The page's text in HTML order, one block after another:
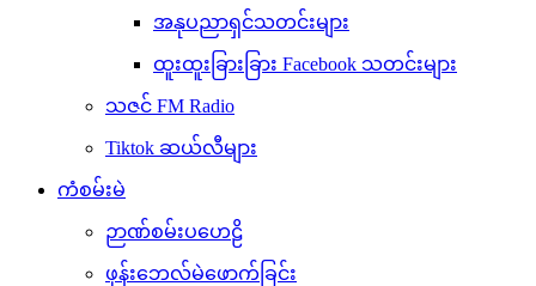
အနုပညာရှင်သတင်းများ
ထူးထူးခြားခြား Facebook သတင်းများ
သဇင် FM Radio
Tiktok ဆယ်လီများ
ကံစမ်းမဲ
ဉာဏ်စမ်းပဟေဠိ
ဖုန်းဘေလ်မဲဖောက်ခြင်း